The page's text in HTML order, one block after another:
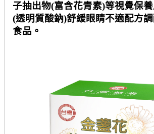
子抽出物(富含花青素)等視覺保
(透明質酸鈉)舒緩眼睛不適配方
食品。